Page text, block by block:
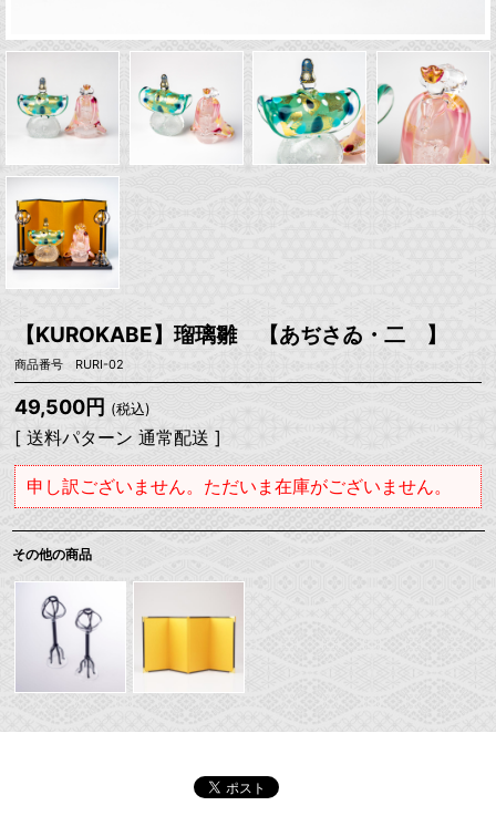
【KUROKABE】瑠璃雛 【あぢさゐ・二 】
商品番号 RURI-02
49,500円 (税込)
[ 送料パターン 通常配送 ]
申し訳ございません。ただいま在庫がございません。
その他の商品